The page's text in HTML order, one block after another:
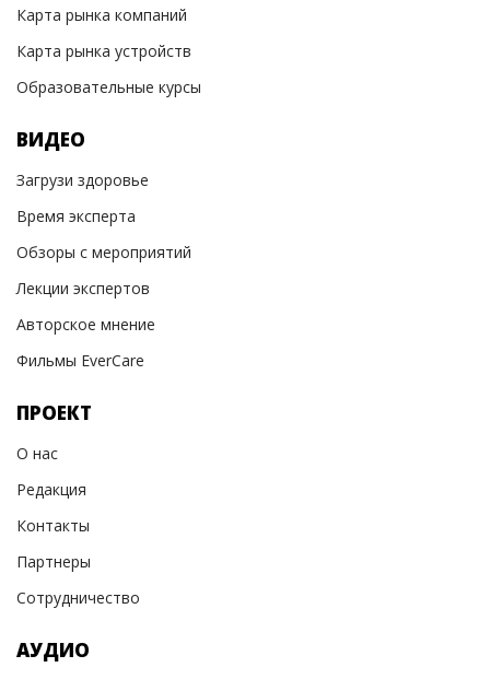
Карта рынка компаний
Карта рынка устройств
Образовательные курсы
ВИДЕО
Загрузи здоровье
Время эксперта
Обзоры с мероприятий
Лекции экспертов
Авторское мнение
Фильмы EverCare
ПРОЕКТ
О нас
Редакция
Контакты
Партнеры
Сотрудничество
АУДИО